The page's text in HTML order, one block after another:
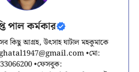
পাল কর্মকার
কিছু আগ্রহ, উৎসাহ ঘাটাল মহকুমাকে
•মো:
•ফেসবুক: